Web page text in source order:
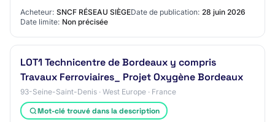
ferrées urbaines Nomenclature complémenta…
Acheteur: SNCF RÉSEAU SIÈGEDate de publication: 28 juin 2026
Date limite: Non précisée
LOT1 Technicentre de Bordeaux y compris
Travaux Ferroviaires_ Projet Oxygène Bordeaux
93-Seine-Saint-Denis · West Europe · France
Mot-clé trouvé dans la description